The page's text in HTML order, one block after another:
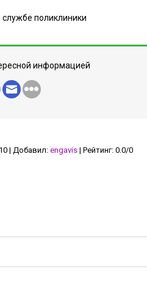
поликлиники
информацией
| Добавил: engavis | Рейтинг: 0.0/0